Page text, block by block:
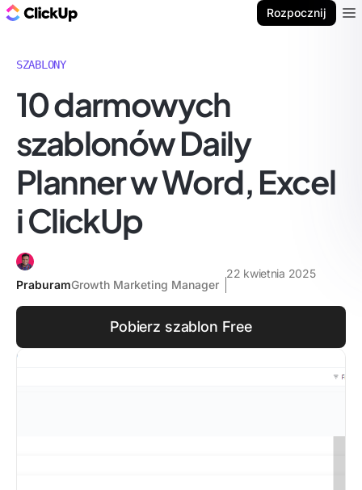
Rozpocznij
SZABLONY
10 darmowych
szablonów Daily
Planner w Word, Excel
i ClickUp
PraburamGrowth Marketing Manager
22 kwietnia 2025
Pobierz szablon Free